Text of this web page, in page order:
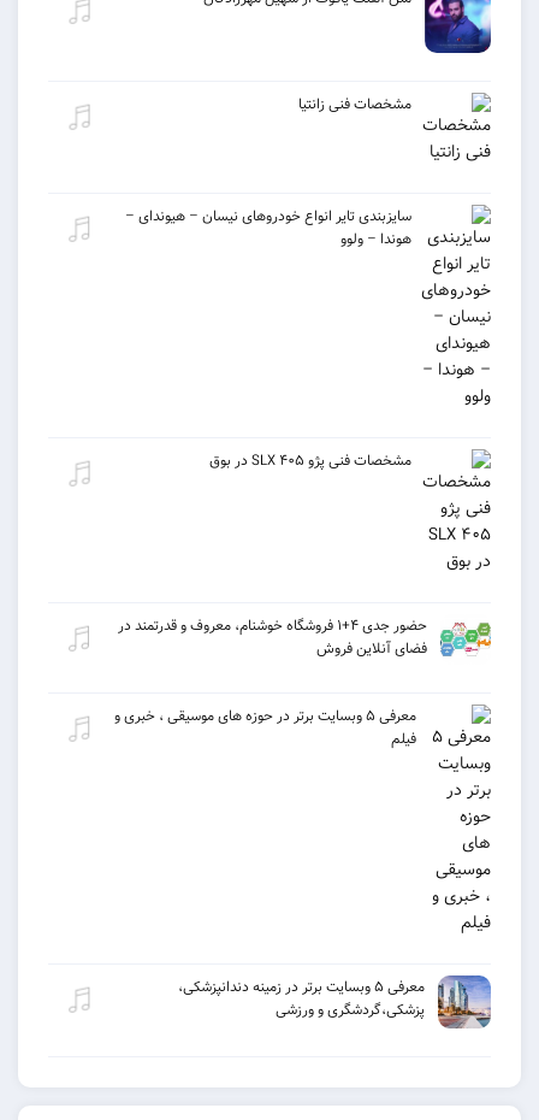
مشخصات فنی زانتیا
سایزبندی تایر انواع خودروهای نیسان – هیوندای –
هوندا – ولوو
مشخصات فنی پژو ۴۰۵ SLX در بوق
حضور جدی ۴+۱ فروشگاه خوشنام، معروف و قدرتمند در
فضای آنلاین فروش
معرفی ۵ وبسایت برتر در حوزه های موسیقی ، خبری و
معرفی ۵ وبسایت برتر در زمینه دندانپزشکی،
پزشکی،گردشگری و ورزشی